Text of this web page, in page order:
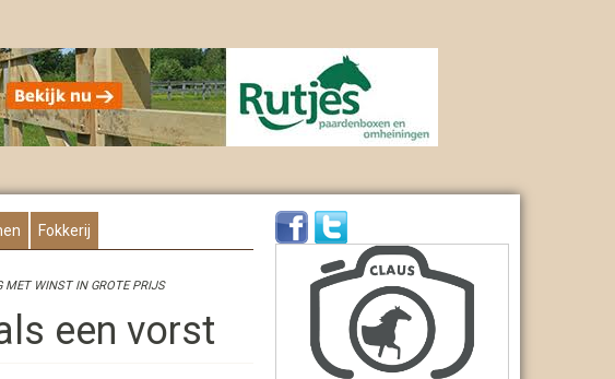
Fokkerij
MET WINST IN GROTE PRIJS
een vorst